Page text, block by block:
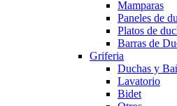
Mamparas
Paneles de
Platos de
Barras de
Griferia
Duchas y
Lavatorio
Bidet